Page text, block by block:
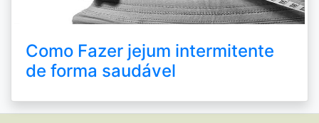
Como Fazer jejum intermitente
de forma saudável